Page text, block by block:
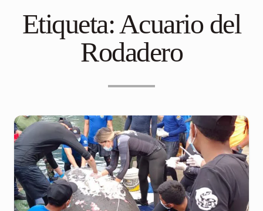
Etiqueta:Acuario del
Rodadero